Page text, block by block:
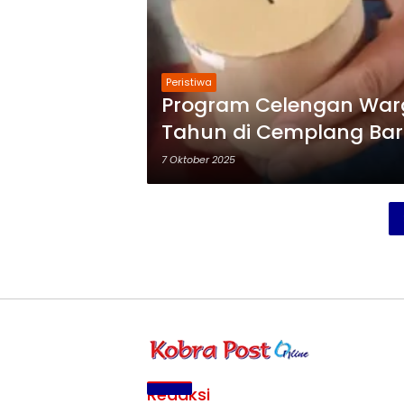
Peristiwa
Program Celengan
Tahun di Cemplang
7 Oktober 2025
Redaksi